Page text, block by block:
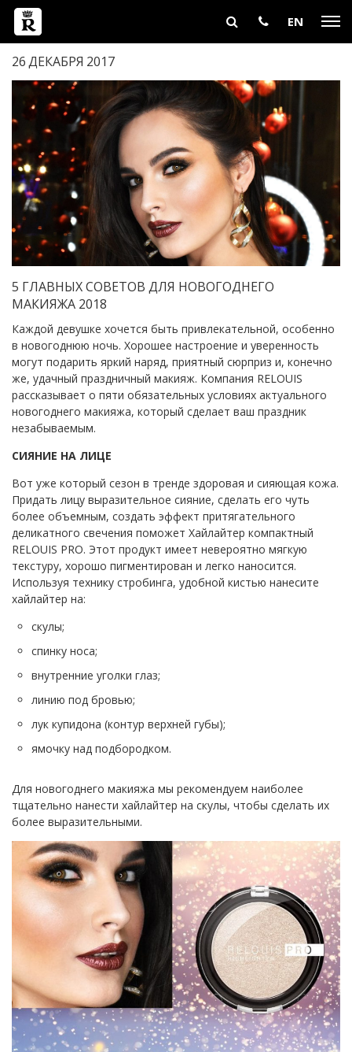
EN
26ДЕКАБРЯ 2017
5 ГЛАВНЫХ СОВЕТОВ ДЛЯ НОВОГОДНЕГО
МАКИЯЖА 2018
Каждой девушке хочется быть привлекательной, особенно
в новогоднюю ночь. Хорошее настроение и уверенность
могут подарить яркий наряд, приятный сюрприз и, конечно
же, удачный праздничный макияж. Компания RELOUIS
рассказывает о пяти обязательных условиях актуального
новогоднего макияжа, который сделает ваш праздник
незабываемым.
СИЯНИЕ НА ЛИЦЕ
Вот уже который сезон в тренде здоровая и сияющая кожа.
Придать лицу выразительное сияние, сделать его чуть
более объемным, создать эффект притягательного
деликатного свечения поможет Хайлайтер компактный
RELOUIS PRO. Этот продукт имеет невероятно мягкую
текстуру, хорошо пигментирован и легко наносится.
Используя технику стробинга, удобной кистью нанесите
хайлайтер на:
скулы;
спинку носа;
внутренние уголки глаз;
линию под бровью;
лук купидона (контур верхней губы);
ямочку над подбородком.
Для новогоднего макияжа мы рекомендуем наиболее
тщательно нанести хайлайтер на скулы, чтобы сделать их
более выразительными.